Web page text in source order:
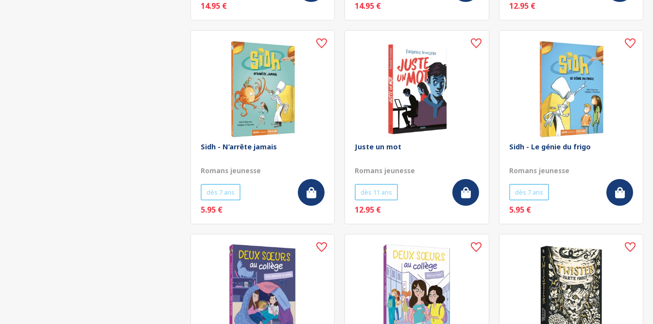
14.95 € 14.95 € 12.95 €
Sidh - N’arrête jamais
Romans jeunesse
dès 7 ans
5.95 €
Juste un mot
Romans jeunesse
dès 11 ans
12.95 €
Sidh - Le génie du frigo
Romans jeunesse
dès 7 ans
5.95 €